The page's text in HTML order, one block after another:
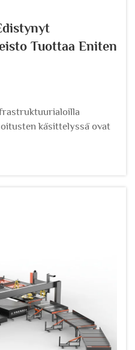
Tuottaa Eniten
käsittelyssä ovat
on
vuosikymmenen